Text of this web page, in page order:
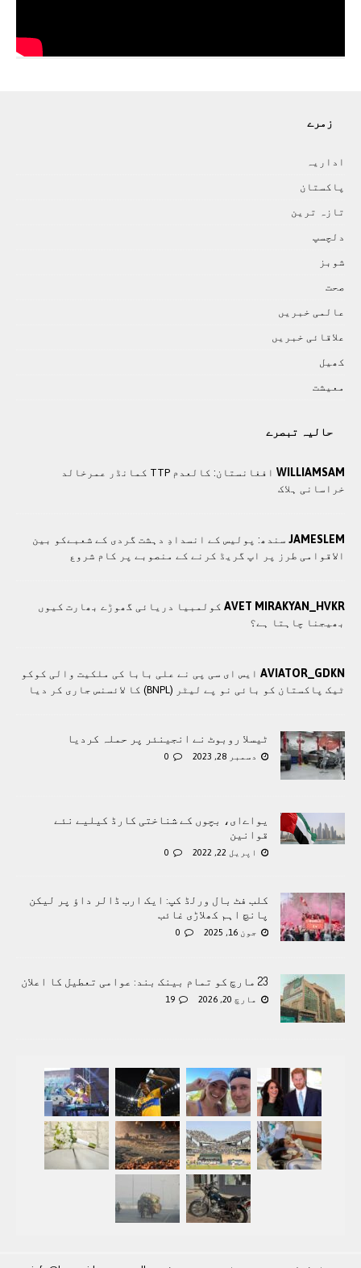
زمرے
اداريہ
پاکستان
تازہ ترين
دلچسپ
شوبز
صحت
عالمی خبريں
علاقائی خبريں
کھيل
معيشت
حالیہ تبصرے
WILLIAMSAM
افغانستان: کالعدم TTP کمانڈر عمرخالد
خراسانی ہلاک
JAMESLEM سندھ: پوليس کے انسدادِ دہشت گردی کے شعبےکو بین
الاقوامی طرز پر اپ گریڈ کرنے کے منصوبے پر کام شروع
AVET MIRAKYAN_HVKR کولمبیا دریائی گھوڑے بھارت کیوں
بھیجنا چاہتا ہے؟
AVIATOR_GDKN ایس ای سی پی نے علی بابا کی ملکیت والی کوکو
ٹیک پاکستان کو بائی نو پے لیٹر (BNPL) کا لائسنس جاری کر دیا
ٹیسلا روبوٹ نے انجینئر پر حملہ کردیا
دسمبر 28, 2023 0
یواےای، بچوں کے شناختی کارڈ کیلیے نئے
قوانین
اپریل 22, 2022 0
کلب فٹ بال ورلڈ کپ: ایک ارب ڈالر داؤ پر لیکن
پانچ اہم کھلاڑی غائب
جون 16, 2025 0
23 مارچ کو تمام بینک بند: عوامی تعطیل کا اعلان
مارچ 20, 2026 19